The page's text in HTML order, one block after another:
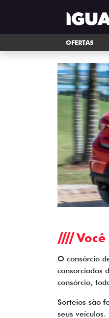
OFERTAS
O consórcio
consorciados
consórcio,
Sorteios são
seus veículos.